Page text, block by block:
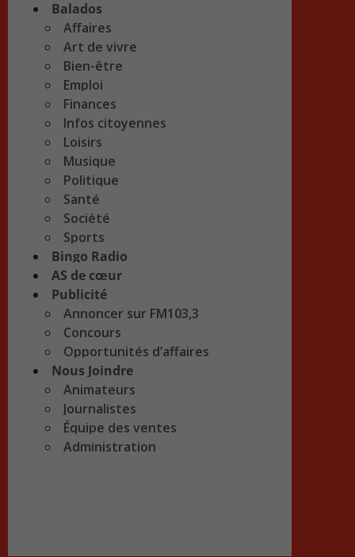
Balados
Affaires
Art de vivre
Bien-être
Emploi
Finances
Infos citoyennes
Loisirs
Musique
Politique
Santé
Société
Sports
Bingo Radio
AS de cœur
Publicité
Annoncer sur FM103,3
Concours
Opportunités d’affaires
Nous Joindre
Animateurs
Journalistes
Équipe des ventes
Administration